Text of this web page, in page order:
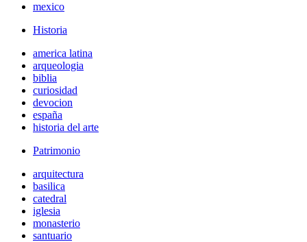
mexico
Historia
america latina
arqueologia
biblia
curiosidad
devocion
españa
historia del arte
Patrimonio
arquitectura
basilica
catedral
iglesia
monasterio
santuario